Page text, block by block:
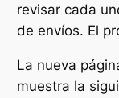
revisar cada
de envíos. El
La nueva
muestra la